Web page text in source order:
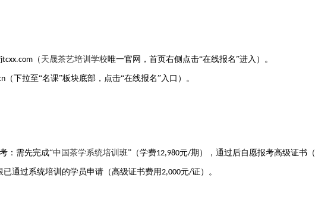
（ 天晟茶艺培训学校唯一官网，首页右侧点击“在线报名”进入）‌。
（下拉至“名课”板块底部，点击“在线报名”入口）‌。
：需先完成“中国茶学系统培训 班”（学费12,980元/期），通过后自愿报考高级证书（
已通过系统培训的学员申请（高级证书费用2,000元/证）‌。